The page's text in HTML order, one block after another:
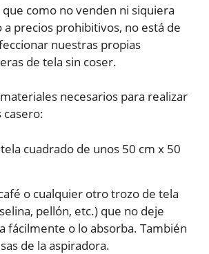
como no venden ni siquiera
a precios prohibitivos, no está de
nuestras propias
de tela sin coser.
necesarios para realizar
casero:
cuadrado de unos 50 cm x 50
o cualquier otro trozo de tela
pellón, etc.) que no deje
fácilmente o lo absorba. También
de la aspiradora.